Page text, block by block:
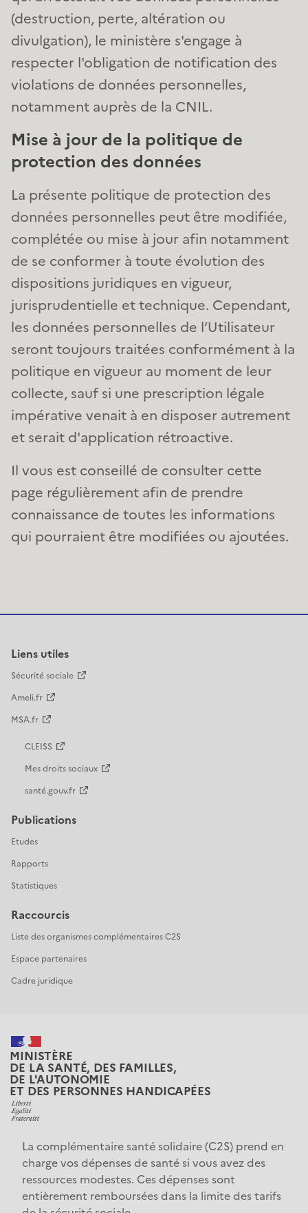
(destruction, perte, altération ou
divulgation), le ministère s'engage à
respecter l'obligation de notification des
violations de données personnelles,
notamment auprès de la CNIL.
Mise à jour de la politique de
protection des données
La présente politique de protection des
données personnelles peut être modifiée,
complétée ou mise à jour afin notamment
de se conformer à toute évolution des
dispositions juridiques en vigueur,
jurisprudentielle et technique. Cependant,
les données personnelles de l’Utilisateur
seront toujours traitées conformément à la
politique en vigueur au moment de leur
collecte, sauf si une prescription légale
impérative venait à en disposer autrement
et serait d'application rétroactive.
Il vous est conseillé de consulter cette
page régulièrement afin de prendre
connaissance de toutes les informations
qui pourraient être modifiées ou ajoutées.
Liens utiles
Sécurité sociale
Ameli.fr
MSA.fr
CLEISS
Mes droits sociaux
santé.gouv.fr
Publications
Etudes
Rapports
Statistiques
Raccourcis
Liste des organismes complémentaires C2S
Espace partenaires
Cadre juridique
MINISTÈRE
DE LA SANTÉ, DES FAMILLES,
DE L'AUTONOMIE
ET DES PERSONNES HANDICAPÉES
La complémentaire santé solidaire (C2S) prend en
charge vos dépenses de santé si vous avez des
ressources modestes. Ces dépenses sont
entièrement remboursées dans la limite des tarifs